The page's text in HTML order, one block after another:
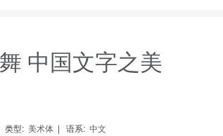
中国文字之美
类型: 美术体 | 语系: 中文